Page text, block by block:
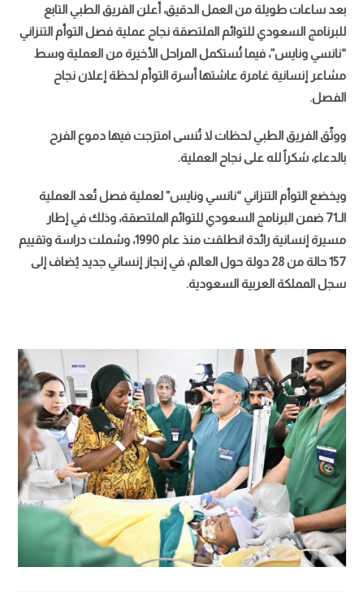
بعد ساعات طويلة من العمل الدقيق، أعلن الفريق الطبي التابع
للبرنامج السعودي للتوائم الملتصقة نجاح عملية فصل التوأم التنزاني
“نانسي ونايس”، فيما تُستكمل المراحل الأخيرة من العملية وسط
مشاعر إنسانية غامرة عاشتها أسرة التوأم لحظة إعلان نجاح
الفصل.
ووثّق الفريق الطبي لحظات لا تُنسى امتزجت فيها دموع الفرح
بالدعاء، شكراً لله على نجاح العملية.
ويخضع التوأم التنزاني “نانسي ونايس” لعملية فصل تُعد العملية
الـ71 ضمن البرنامج السعودي للتوائم الملتصقة، وذلك في إطار
مسيرة إنسانية رائدة انطلقت منذ عام 1990، وشملت دراسة وتقييم
157 حالة من 28 دولة حول العالم، في إنجاز إنساني جديد يُضاف إلى
سجل المملكة العربية السعودية.